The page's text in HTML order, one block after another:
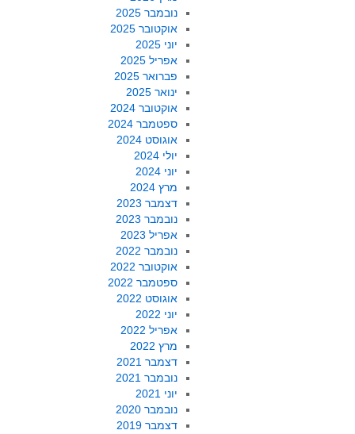
נובמבר 2025
אוקטובר 2025
יוני 2025
אפריל 2025
פברואר 2025
ינואר 2025
אוקטובר 2024
ספטמבר 2024
אוגוסט 2024
יולי 2024
יוני 2024
מרץ 2024
דצמבר 2023
נובמבר 2023
אפריל 2023
נובמבר 2022
אוקטובר 2022
ספטמבר 2022
אוגוסט 2022
יוני 2022
אפריל 2022
מרץ 2022
דצמבר 2021
נובמבר 2021
יוני 2021
נובמבר 2020
דצמבר 2019